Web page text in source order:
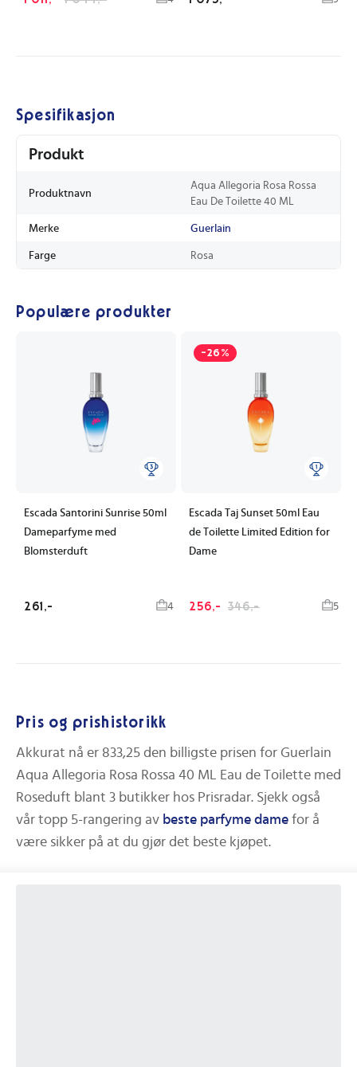
Spesifikasjon
Produkt
Produktnavn
Aqua Allegoria Rosa Rossa
Eau De Toilette 40 ML
Merke Guerlain
Farge Rosa
Populære produkter
Escada Santorini Sunrise 50ml
Dameparfyme med
Blomsterduft
261,- 4
-26%
Escada Taj Sunset 50ml Eau
de Toilette Limited Edition for
Dame
256,- 346,- 5
Pris og prishistorikk
Akkurat nå er 833,25 den billigste prisen for Guerlain
Aqua Allegoria Rosa Rossa 40 ML Eau de Toilette med
Roseduft blant 3 butikker hos Prisradar. Sjekk også
vår topp 5-rangering av beste parfyme dame for å
være sikker på at du gjør det beste kjøpet.